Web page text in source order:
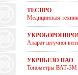
ТЕСПРО
Медицинская
Апарат штучної
УКРПЬЕЗО ПАО
Тонометры ВАТ-3М